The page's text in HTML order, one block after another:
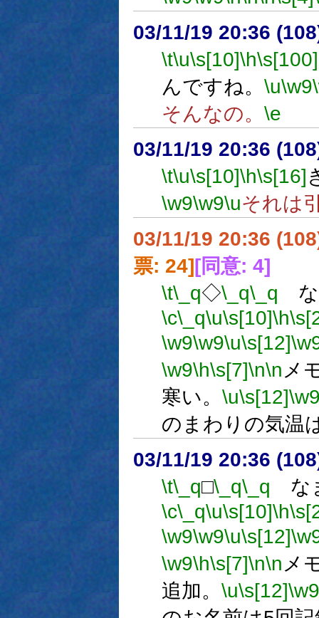
03/11/19 20:36
\t\u\s[10]\h\s[100]
んですね。 \u\w9
そんなの。 \e
03/11/19 20:36
\t\u\s[10]\h\s[16]
\w9\w9\uそれは
03/11/19 20:36
票: 24][同意: 4]
\t\_q◇\_q\_q な
\c\_q\u\s[10]\h
\w9\w9\u\s[12]
\w9\h\s[7]\n\n メ
寒い。 \u\s[12]
のまわりの気温
03/11/19 20:36
\t\_q□\_q\_q な
\c\_q\u\s[10]\h
\w9\w9\u\s[12]
\w9\h\s[7]\n\nメ
追加。 \u\s[12]\w9